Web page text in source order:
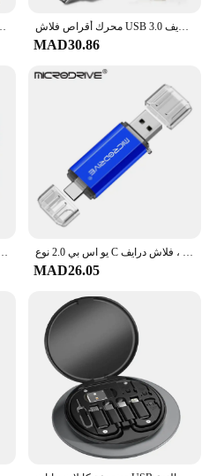
محرك أقراص فلاش USB 3.0 للهاتف والكمبيوتر الشخصي ، عصا ذاكرة ذات سعة حقيقية ، قلم بندريف ، Type C ، 3 في 1 ، 64GB ، 128GB ، 256GB
MAD30.86
MAD26.05